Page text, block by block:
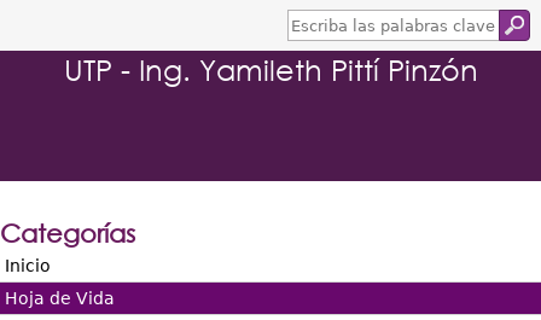
E
s
c
r
l
UTP - Ing. Yamileth Pittí Pinzón
Categorías
Inicio
Hoja de Vida